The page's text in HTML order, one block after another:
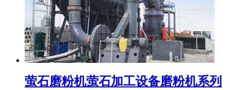
萤石磨粉机萤石加工设备磨粉机系列